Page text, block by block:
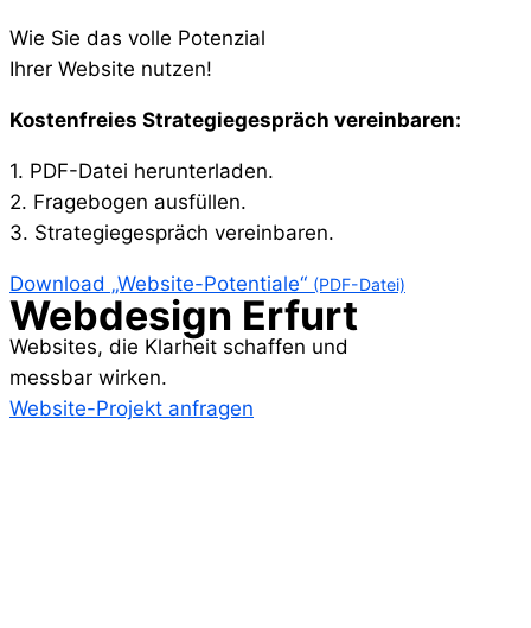
Wie Sie das volle Potenzial
Ihrer Website nutzen!
Kostenfreies Strategiegespräch vereinbaren:​
1. PDF-Datei herunterladen.
2. Fragebogen ausfüllen.
3. Strategiegespräch vereinbaren.
Download „Website-Potentiale“ (PDF-Datei)
Webdesign Erfurt
Websites, die Klarheit schaffen und
messbar wirken.
Website-Projekt anfragen